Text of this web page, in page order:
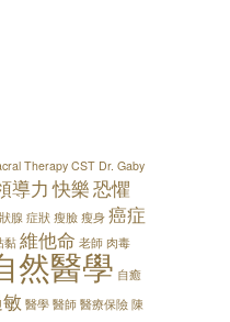
Therapy CST Dr. Gaby
導力 快樂恐懼
腺 症狀 瘦臉 瘦身 癌症
黏 維他命 老師 肉毒
然醫學 自癒
醫學 醫師 醫療保險 陳